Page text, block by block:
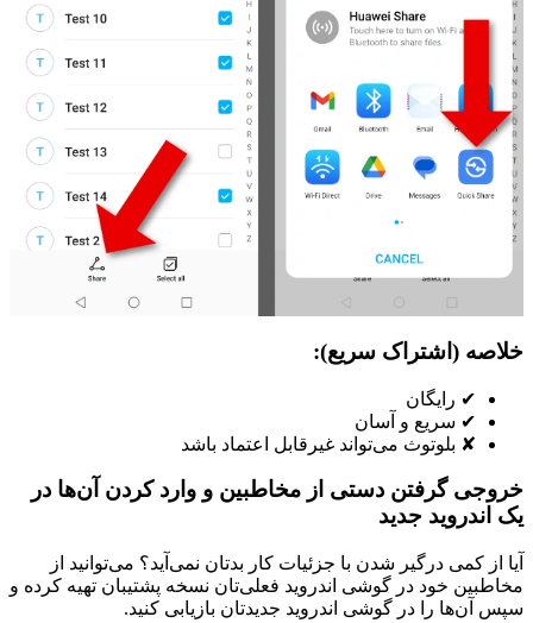
خلاصه (اشتراک سریع):
✔ رایگان
✔ سریع و آسان
✘ بلوتوث می‌تواند غیرقابل اعتماد باشد
خروجی گرفتن دستی از مخاطبین و وارد کردن آن‌ها در
یک اندروید جدید
آیا از کمی درگیر شدن با جزئیات کار بدتان نمی‌آید؟ می‌توانید از
مخاطبین خود در گوشی اندروید فعلی‌تان نسخه پشتیبان تهیه کرده و
سپس آن‌ها را در گوشی اندروید جدیدتان بازیابی کنید.